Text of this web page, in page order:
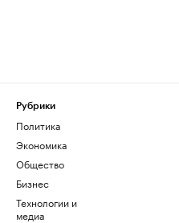
Рубрики
Политика
Экономика
Общество
Бизнес
Технологии и
медиа